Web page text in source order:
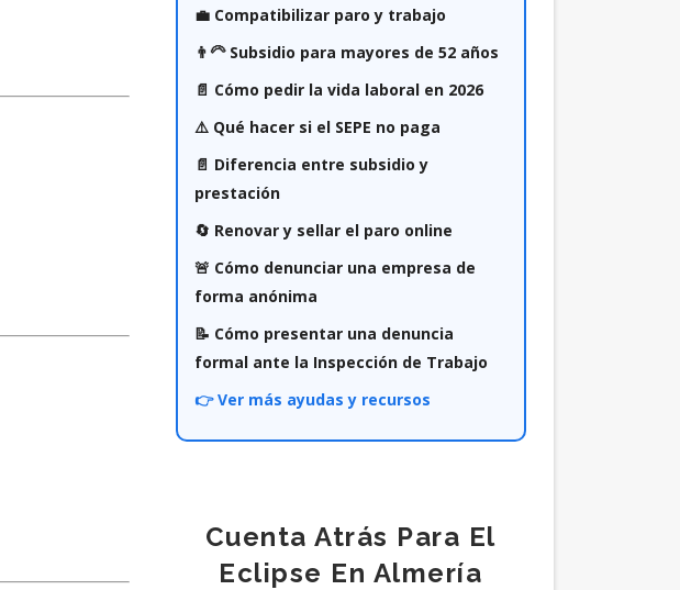
💼 Compatibilizar paro y trabajo
👨‍🦳 Subsidio para mayores de 52 años
📄 Cómo pedir la vida laboral en 2026
⚠️ Qué hacer si el SEPE no paga
📄 Diferencia entre subsidio y
prestación
🔄 Renovar y sellar el paro online
🚨 Cómo denunciar una empresa de
forma anónima
📝 Cómo presentar una denuncia
formal ante la Inspección de Trabajo
👉 Ver más ayudas y recursos
Cuenta Atrás Para El
Eclipse En Almería